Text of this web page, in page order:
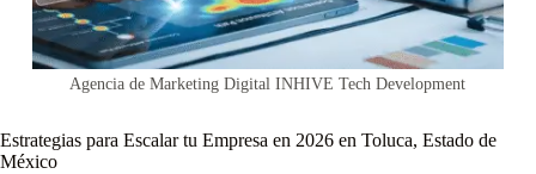
Agencia de Marketing Digital INHIVE Tech Development
Estrategias para Escalar tu Empresa en 2026 en Toluca, Estado de
México